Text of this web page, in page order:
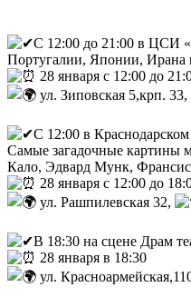
С 12:00 до 21:00 в ЦСИ
Португалии, Японии, Ирана
28 января с 12:00 до
ул. Зиповская 5,крп. 33,
С 12:00 в
Самые загадочные картины
Кало, Эдвард Мунк,
28 января с 12:00 до
ул. Рашпилевская 32,
В 18:30 на сцене Драм
28 января в 18:30
ул.